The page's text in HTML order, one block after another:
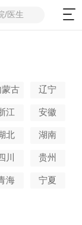
/医生
蒙古 辽宁
江 安徽
北 湖南
川 贵州
海 宁夏